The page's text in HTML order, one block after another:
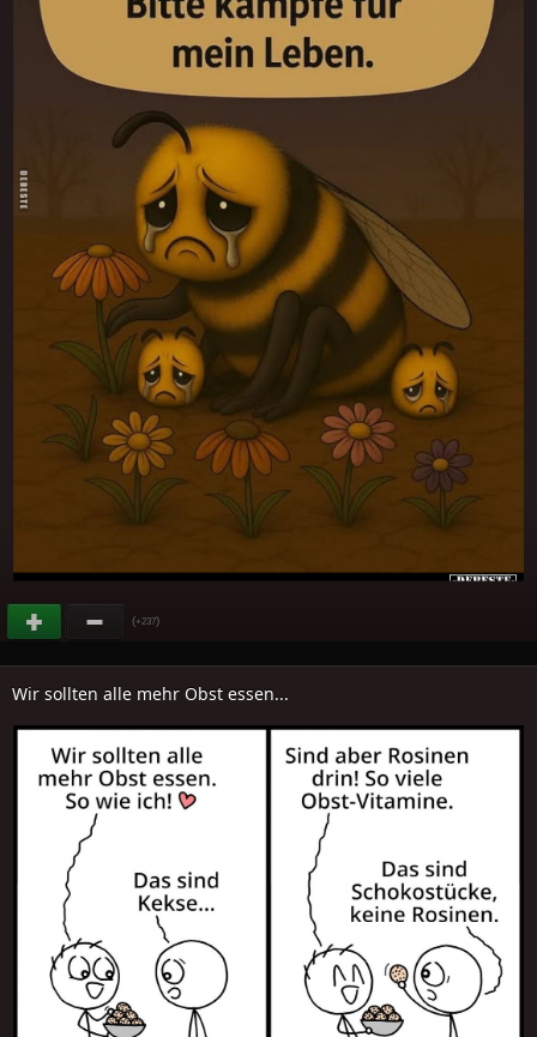
(+237)
Wir sollten alle mehr Obst essen...